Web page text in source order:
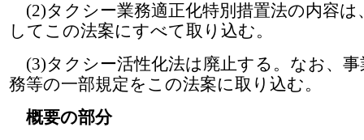
(2)タクシー業務適正化特別措置法の内容は
してこの法案にすべて取り込む。
(3)タクシー活性化法は廃止する。なお、事
務等の一部規定をこの法案に取り込む。
概要の部分